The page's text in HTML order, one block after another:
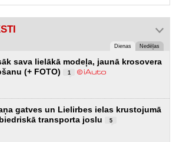
Dienas Nedēļas
sava lielākā modeļa, jaunā krosovera
(+ FOTO)
1
gatves un Lielirbes ielas krustojumā
transporta joslu
5